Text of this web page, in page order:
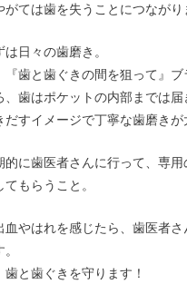
がては歯を失うことにつながり
日々の歯磨き。
『歯と歯ぐきの間を狙って』ブ
、歯はポケットの内部までは届
だすイメージで丁寧な歯磨きが
的に歯医者さんに行って、専
もらうこと。
血やはれを感じたら、歯医者さ
と歯ぐきを守ります！